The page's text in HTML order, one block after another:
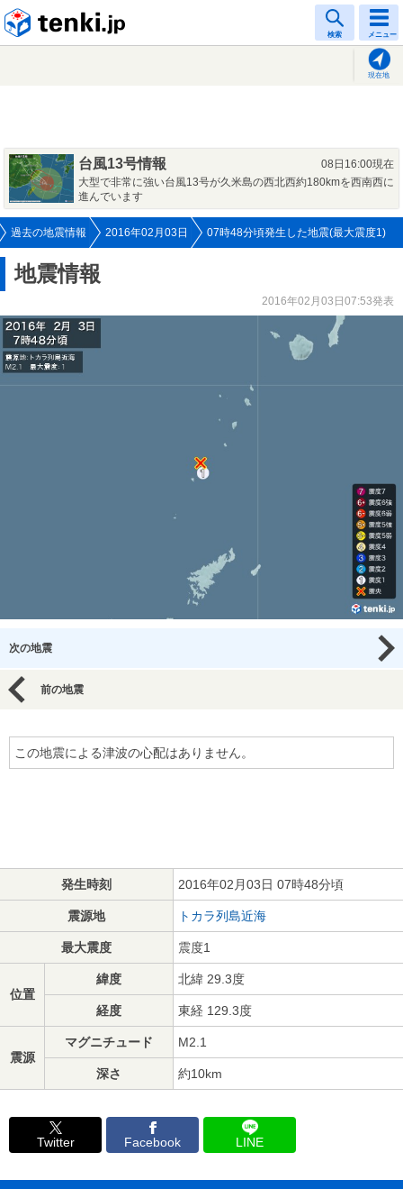
検索 メニュー
現在地
台風13号情報
08日16:00現在
大型で非常に強い台風13号が久米島の西北西約180kmを西南西に
進んでいます
過去の地震情報 2016年02月03日 07時48分頃発生した地震(最大震度1)
地震情報
2016年02月03日07:53発表
次の地震
前の地震
この地震による津波の心配はありません。
発生時刻 2016年02月03日 07時48分頃
震源地 トカラ列島近海
最大震度 震度1
位置
緯度 北緯 29.3度
経度 東経 129.3度
震源
マグニチュード M2.1
深さ 約10km
Twitter Facebook LINE